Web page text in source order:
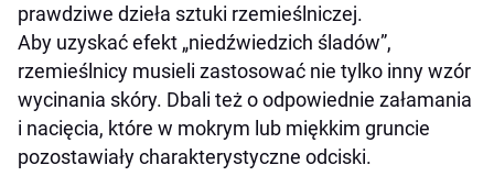
prawdziwe dzieła sztuki rzemieślniczej.
Aby uzyskać efekt „niedźwiedzich śladów”,
rzemieślnicy musieli zastosować nie tylko inny wzór
wycinania skóry. Dbali też o odpowiednie załamania
i nacięcia, które w mokrym lub miękkim gruncie
pozostawiały charakterystyczne odciski.